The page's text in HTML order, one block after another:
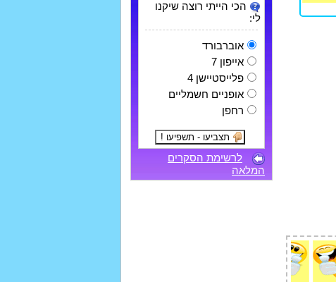
הכי הייתי רוצה שיקנו
לי:
אוברבורד
אייפון 7
פלייסטיישן 4
אופניים חשמליים
רחפן
לרשימת הסקרים
המלאה